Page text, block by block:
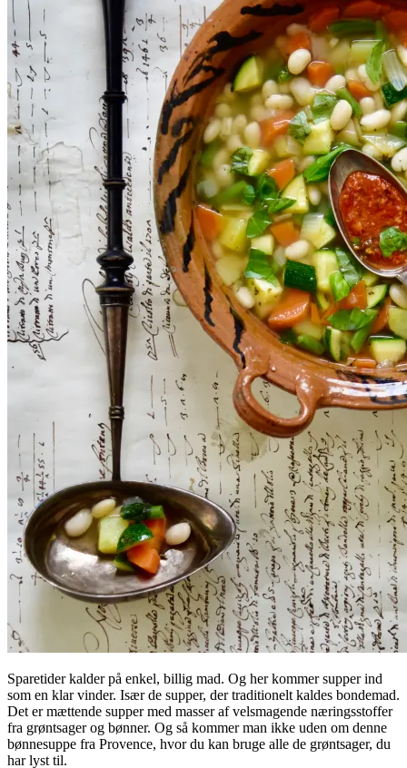
Sparetider kalder på enkel, billig mad. Og her kommer supper ind
som en klar vinder. Især de supper, der traditionelt kaldes bondemad.
Det er mættende supper med masser af velsmagende næringsstoffer
fra grøntsager og bønner. Og så kommer man ikke uden om denne
bønnesuppe fra Provence, hvor du kan bruge alle de grøntsager, du
har lyst til.